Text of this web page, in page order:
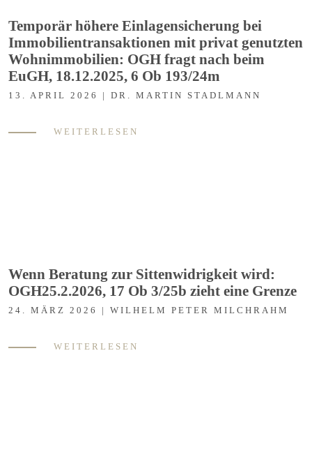
Temporär höhere Einlagensicherung bei
Immobilientransaktionen mit privat genutzten
Wohnimmobilien: OGH fragt nach beim
EuGH, 18.12.2025, 6 Ob 193/24m
13. APRIL 2026 | DR. MARTIN STADLMANN
WEITERLESEN
Wenn Beratung zur Sittenwidrigkeit wird:
OGH25.2.2026, 17 Ob 3/25b zieht eine Grenze
24. MÄRZ 2026 | WILHELM PETER MILCHRAHM
WEITERLESEN